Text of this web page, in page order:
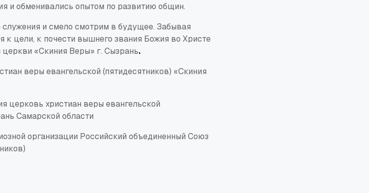
и обменивались опытом по развитию общин.
и смело смотрим в будущее. Забывая
к цели, к почести вышнего звания Божия во Христе
«Скиния Веры» г. Сызрань.
веры евангельской (пятидесятников) «Скиния
церковь христиан веры евангельской
Самарской области
организации Российский объединенный Союз